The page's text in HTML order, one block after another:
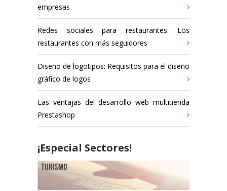
empresas
Redes sociales para restaurantes: Los
restaurantes con más seguidores
Diseño de logotipos: Requisitos para el diseño
gráfico de logos
Las ventajas del desarrollo web multitienda
Prestashop
¡Especial Sectores!